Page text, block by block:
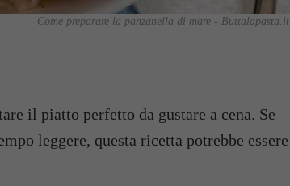
Come preparare la panzanella di mare - Buttalapasta.it
il piatto perfetto da gustare a cena. Se
leggere, questa ricetta potrebbe essere